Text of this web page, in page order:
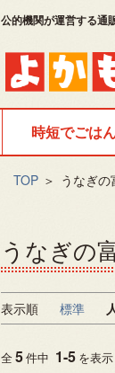
公的機関が運営する通
時短でごは
TOP ＞ うなぎ
うなぎの
表示順 標準
全5件中 1-5 を表示